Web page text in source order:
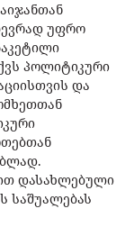
უფრო
პოლიტიკური
და
დასახლებული
საშუალებას